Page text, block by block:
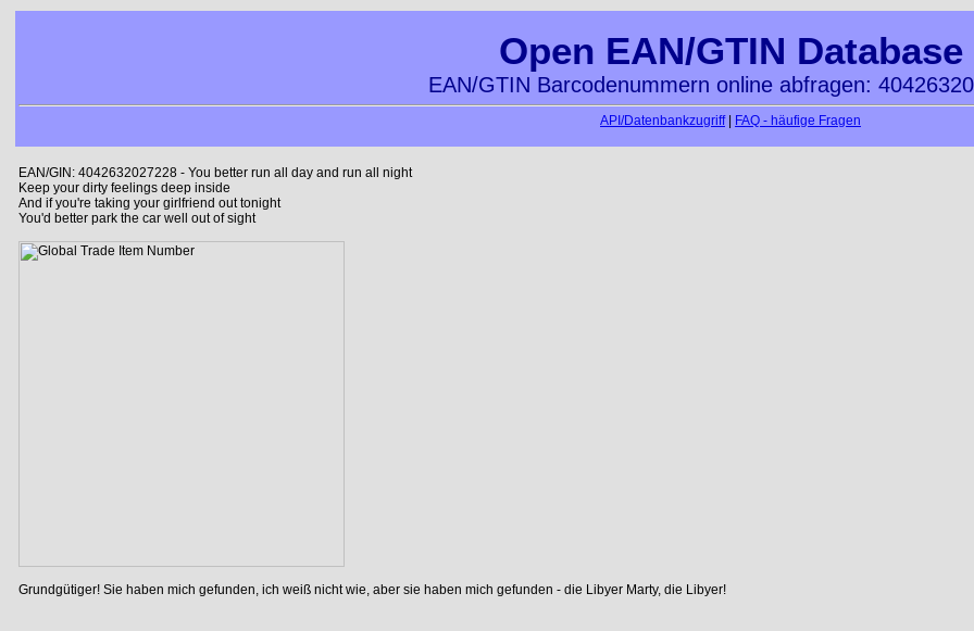
Open EAN/GTIN Database
EAN/GTIN Barcodenummern online abfragen:
API/Datenbankzugriff| FAQ - häufige Fragen
EAN/GIN: 4042632027228 - You better run all day and run all night
Keep your dirty feelings deep inside
And if you're taking your girlfriend out tonight
You'd better park the car well out of sight
Grundgütiger! Sie haben mich gefunden, ich weiß nicht wie, aber sie haben mich gefunden - die Libyer Marty, die Libyer!